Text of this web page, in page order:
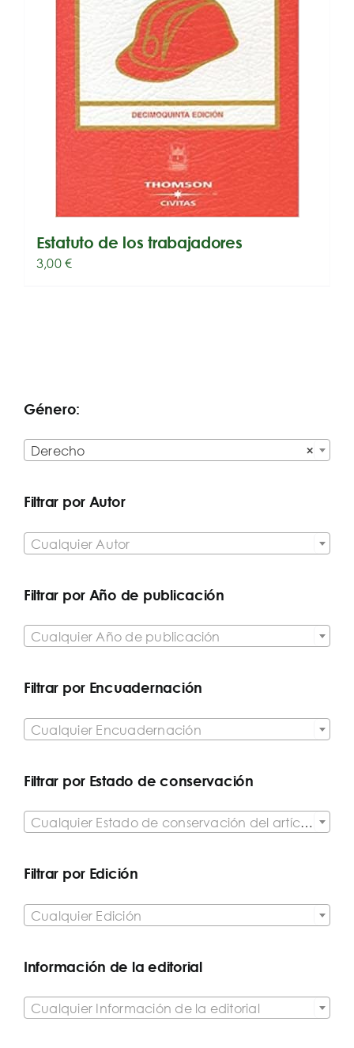
Estatuto de los trabajadores
3,00€
Género:
×
Derecho
Filtrar por Autor
Cualquier Autor
Filtrar por Año de publicación
Cualquier Año de publicación
Filtrar por Encuadernación
Cualquier Encuadernación
Filtrar por Estado de conservación
Cualquier Estado de conservación del artículo
Filtrar por Edición
Cualquier Edición
Información de la editorial
Cualquier Información de la editorial